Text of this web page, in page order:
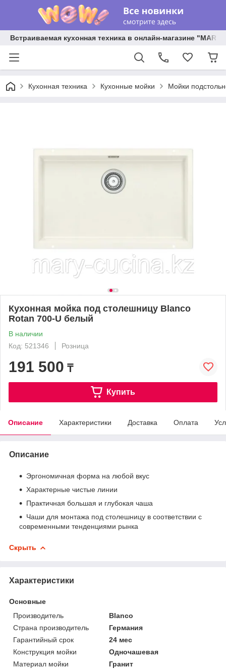
Встраиваемая кухонная техника в онлайн-магазине "MARY
Кухонная техника Кухонные мойки Мойки
Кухонная мойка под столешницу Blanco
Rotan 700-U белый
В наличии
Код: 521346
Розница
191 500 ₸
Купить
Описание Характеристики Доставка Оплата
Описание
Эргономичная форма на любой вкус
Характерные чистые линии
Практичная большая и глубокая чаша
Чаши для монтажа под столешницу в соответствии с
современными тенденциями рынка
Скрыть
Характеристики
Основные
Производитель
Blanco
Страна производитель
Германия
Гарантийный срок
24 мес
Конструкция мойки
Одночашевая
Материал мойки
Гранит